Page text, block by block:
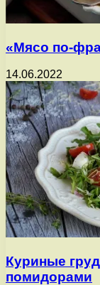
«Мясо по-
14.06.2022
Куриные
помидорами